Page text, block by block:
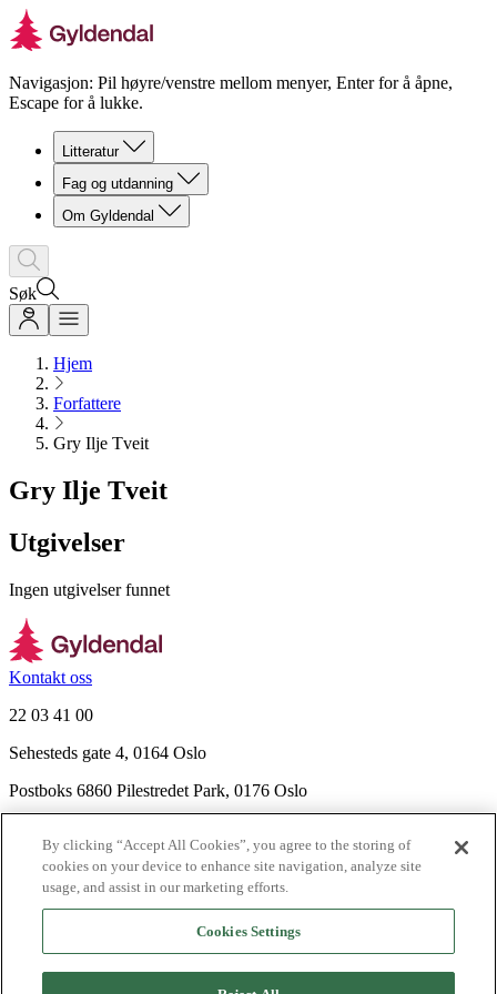
Navigasjon: Pil høyre/venstre mellom menyer, Enter for å åpne,
Escape for å lukke.
Litteratur
Fag og utdanning
Om Gyldendal
Søk
Hjem
Forfattere
Gry Ilje Tveit
Gry Ilje Tveit
Utgivelser
Ingen utgivelser funnet
Kontakt oss
22 03 41 00
Sehesteds gate 4, 0164 Oslo
Postboks 6860 Pilestredet Park, 0176 Oslo
Nyhetsbrev
Ledige stillinger
Send inn manus
By clicking “Accept All Cookies”, you agree to the storing of
cookies on your device to enhance site navigation, analyze site
usage, and assist in our marketing efforts.
Cookies Settings